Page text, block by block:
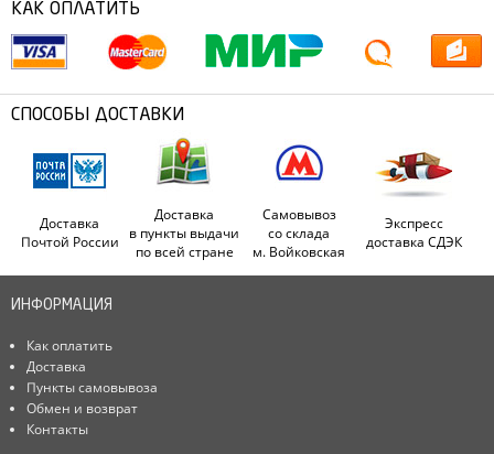
КАК ОПЛАТИТЬ
СПОСОБЫ ДОСТАВКИ
Доставка
Почтой России
Доставка
в пункты выдачи
по всей стране
Самовывоз
со склада
м. Войковская
Экспресс
доставка СДЭК
ИНФОРМАЦИЯ
Как оплатить
Доставка
Пункты самовывоза
Обмен и возврат
Контакты